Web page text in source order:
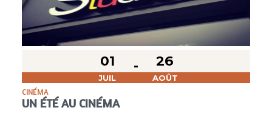
01
JUIL
26
AOÛT
CINÉMA
UN ÉTÉ AU CINÉMA